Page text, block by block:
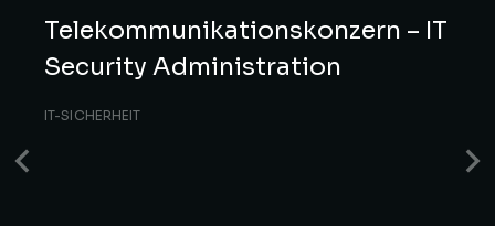
Telekommunikationskonzern – IT
Security Administration
IT-SICHERHEIT